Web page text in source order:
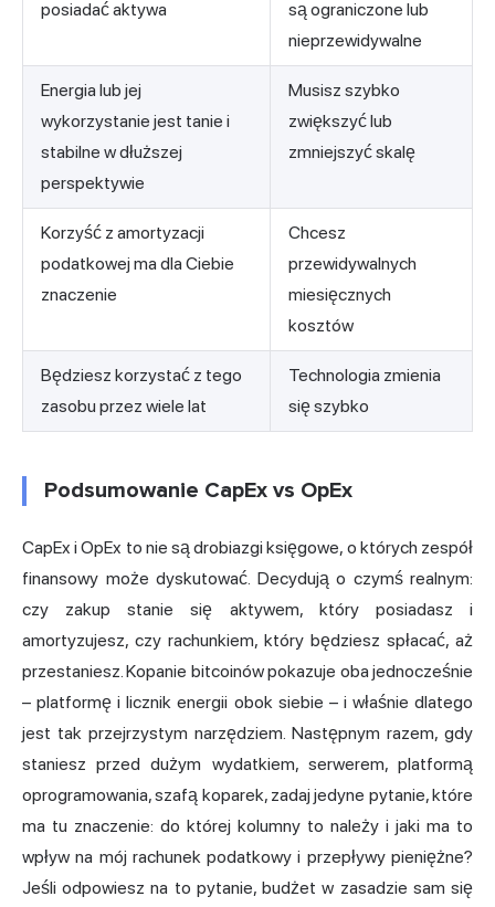
posiadać aktywa
są ograniczone lub
nieprzewidywalne
Energia lub jej
wykorzystanie jest tanie i
stabilne w dłuższej
perspektywie
Musisz szybko
zwiększyć lub
zmniejszyć skalę
Korzyść z amortyzacji
podatkowej ma dla Ciebie
znaczenie
Chcesz
przewidywalnych
miesięcznych
kosztów
Będziesz korzystać z tego
zasobu przez wiele lat
Technologia zmienia
się szybko
Podsumowanie CapEx vs OpEx
CapEx i OpEx to nie są drobiazgi księgowe, o których zespół
finansowy może dyskutować. Decydują o czymś realnym:
czy zakup stanie się aktywem, który posiadasz i
amortyzujesz, czy rachunkiem, który będziesz spłacać, aż
przestaniesz. Kopanie bitcoinów pokazuje oba jednocześnie
– platformę i licznik energii obok siebie – i właśnie dlatego
jest tak przejrzystym narzędziem. Następnym razem, gdy
staniesz przed dużym wydatkiem, serwerem, platformą
oprogramowania, szafą koparek, zadaj jedyne pytanie, które
ma tu znaczenie: do której kolumny to należy i jaki ma to
wpływ na mój rachunek podatkowy i przepływy pieniężne?
Jeśli odpowiesz na to pytanie, budżet w zasadzie sam się